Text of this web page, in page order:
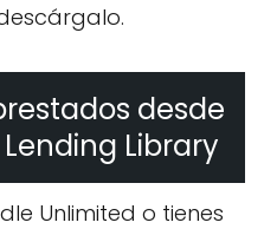
desde
Library
Unlimited o tienes